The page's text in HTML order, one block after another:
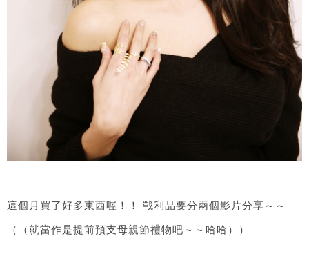
這個月買了好多東西喔！！ 戰利品要分兩個影片分享～～
（（就當作是提前預支母親節禮物吧～～哈哈））